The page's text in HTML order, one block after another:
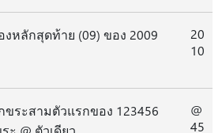
หลักสุดท้าย (09) ของ 2009
20
10
ระสามตัวแรกของ 123456
@
45